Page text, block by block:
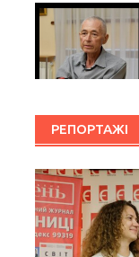
РЕПОРТАЖІ